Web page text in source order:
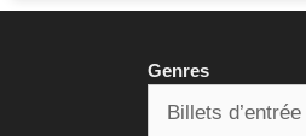
Genres